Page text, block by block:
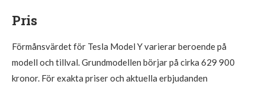
Pris
Förmånsvärdet för Tesla Model Y varierar beroende på
modell och tillval. Grundmodellen börjar på cirka 629 900
kronor. För exakta priser och aktuella erbjudanden